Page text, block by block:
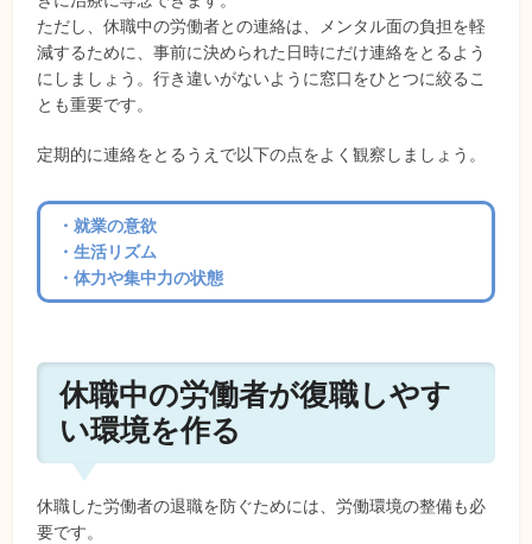
ただし、休職中の労働者との連絡は、メンタル面の負担を軽
減するために、事前に決められた日時にだけ連絡をとるよう
にしましょう。行き違いがないように窓口をひとつに絞るこ
とも重要です。
定期的に連絡をとるうえで以下の点をよく観察しましょう。
・就業の意欲
・生活リズム
・体力や集中力の状態
休職中の労働者が復職しやす
い環境を作る
休職した労働者の退職を防ぐためには、労働環境の整備も必
要です。